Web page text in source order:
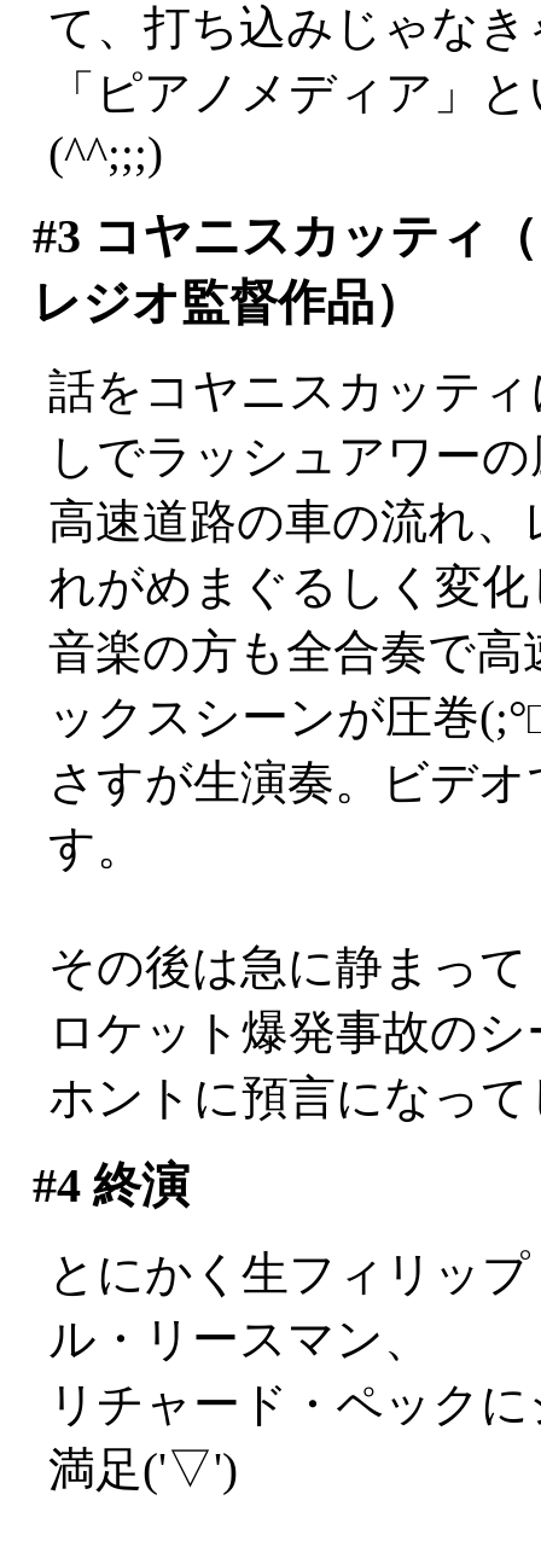
て、打ち込みじゃな
「ピアノメディア」
(^^;;;)
#3 コヤニスカッティ
レジオ監督作品）
話をコヤニスカッテ
しでラッシュアワー
高速道路の車の流れ
れがめまぐるしく変化
音楽の方も全合奏で
ックスシーンが圧巻
さすが生演奏。ビデ
す。
その後は急に静まっ
ロケット爆発事故の
ホントに預言になっ
#4終演
とにかく生フィリッ
ル・リースマン、
リチャード・ペック
満足('▽')